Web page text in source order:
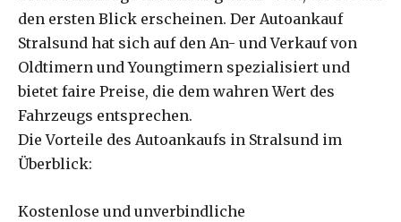
den ersten Blick erscheinen. Der Autoankauf
Stralsund hat sich auf den An- und Verkauf von
Oldtimern und Youngtimern spezialisiert und
bietet faire Preise, die dem wahren Wert des
Fahrzeugs entsprechen.
Die Vorteile des Autoankaufs in Stralsund im
Überblick:
Kostenlose und unverbindliche